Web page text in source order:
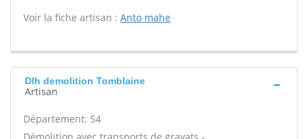
Voir la fiche artisan : Anto mahe
Dlh demolition Tomblaine
Artisan
Département: 54